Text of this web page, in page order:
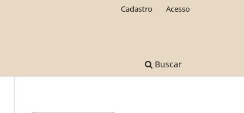
Buscar
Cadastro Acesso